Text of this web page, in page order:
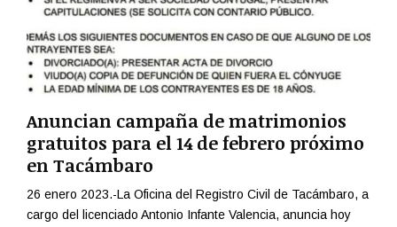
Anuncian campaña de matrimonios
gratuitos para el 14 de febrero próximo
en Tacámbaro
26 enero 2023.-La Oficina del Registro Civil de Tacámbaro, a
cargo del licenciado Antonio Infante Valencia, anuncia hoy